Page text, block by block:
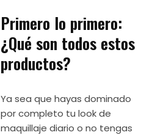
Primero lo primero:
¿Qué son todos estos
productos?
Ya sea que hayas dominado
por completo tu look de
maquillaje diario o no tengas